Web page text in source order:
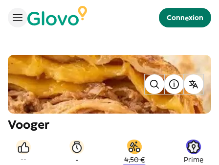
Connexion
Vooger
-- - 4,50 € Prime